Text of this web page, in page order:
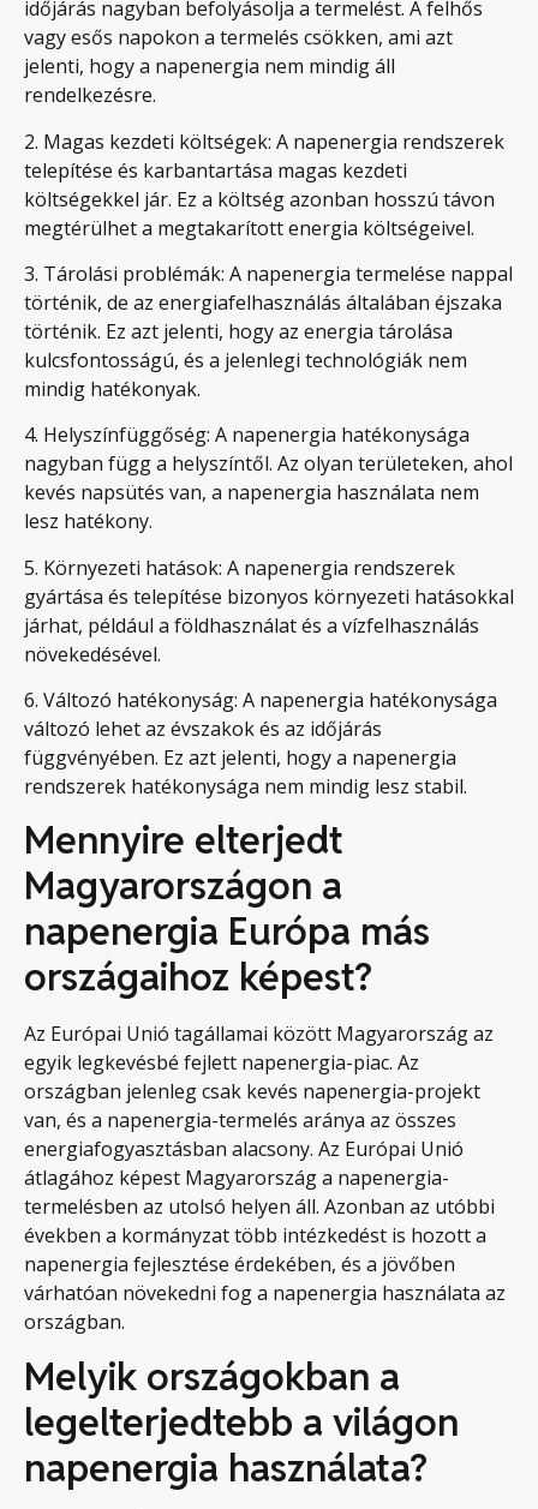
időjárás nagyban befolyásolja a termelést. A felhős
vagy esős napokon a termelés csökken, ami azt
jelenti, hogy a napenergia nem mindig áll
rendelkezésre.
2. Magas kezdeti költségek: A napenergia rendszerek
telepítése és karbantartása magas kezdeti
költségekkel jár. Ez a költség azonban hosszú távon
megtérülhet a megtakarított energia költségeivel.
3. Tárolási problémák: A napenergia termelése nappal
történik, de az energiafelhasználás általában éjszaka
történik. Ez azt jelenti, hogy az energia tárolása
kulcsfontosságú, és a jelenlegi technológiák nem
mindig hatékonyak.
4. Helyszínfüggőség: A napenergia hatékonysága
nagyban függ a helyszíntől. Az olyan területeken, ahol
kevés napsütés van, a napenergia használata nem
lesz hatékony.
5. Környezeti hatások: A napenergia rendszerek
gyártása és telepítése bizonyos környezeti hatásokkal
járhat, például a földhasználat és a vízfelhasználás
növekedésével.
6. Változó hatékonyság: A napenergia hatékonysága
változó lehet az évszakok és az időjárás
függvényében. Ez azt jelenti, hogy a napenergia
rendszerek hatékonysága nem mindig lesz stabil.
Mennyire elterjedt
Magyarországon a
napenergia Európa más
országaihoz képest?
Az Európai Unió tagállamai között Magyarország az
egyik legkevésbé fejlett napenergia-piac. Az
országban jelenleg csak kevés napenergia-projekt
van, és a napenergia-termelés aránya az összes
energiafogyasztásban alacsony. Az Európai Unió
átlagához képest Magyarország a napenergia-
termelésben az utolsó helyen áll. Azonban az utóbbi
években a kormányzat több intézkedést is hozott a
napenergia fejlesztése érdekében, és a jövőben
várhatóan növekedni fog a napenergia használata az
országban.
Melyik országokban a
legelterjedtebb a világon
napenergia használata?